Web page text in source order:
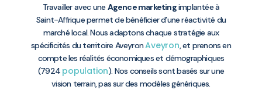
Travailler avec une Agence marketingimplantée à
Saint-Affrique permet de bénéficier d’une réactivité du
marché local. Nous adaptons chaque stratégie aux
spécificités du territoire AveyronAveyron, et prenons en
compte les réalités économiques et démographiques
(7924 population). Nos conseils sont basés sur une
vision terrain, pas sur des modèles génériques.